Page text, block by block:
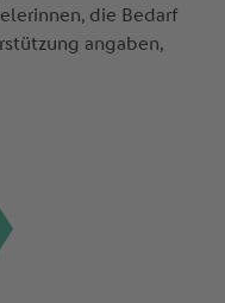
die Bedarf
angaben,